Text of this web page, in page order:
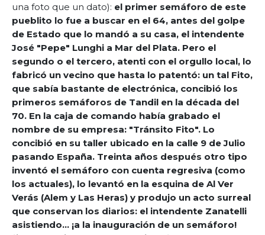
una foto que un dato): el primer semáforo de este
pueblito lo fue a buscar en el 64, antes del golpe
de Estado que lo mandó a su casa, el intendente
José "Pepe" Lunghi a Mar del Plata. Pero el
segundo o el tercero, atenti con el orgullo local, lo
fabricó un vecino que hasta lo patentó: un tal Fito,
que sabía bastante de electrónica, concibió los
primeros semáforos de Tandil en la década del
70. En la caja de comando había grabado el
nombre de su empresa: "Tránsito Fito". Lo
concibió en su taller ubicado en la calle 9 de Julio
pasando España. Treinta años después otro tipo
inventó el semáforo con cuenta regresiva (como
los actuales), lo levantó en la esquina de Al Ver
Verás (Alem y Las Heras) y produjo un acto surreal
que conservan los diarios: el intendente Zanatelli
asistiendo... ¡a la inauguración de un semáforo!